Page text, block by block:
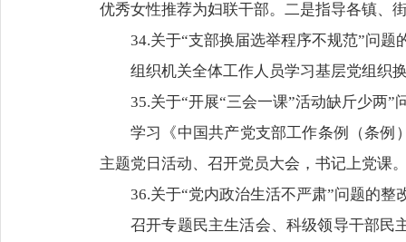
优秀女性推荐为妇联干部。二是指导各镇、
34.关于“支部换届选举程序不规范”问题
组织机关全体工作人员学习基层党组织
35.关于“开展“三会一课”活动缺斤少两”
学习《中国共产党支部工作条例（条例
主题党日活动、召开党员大会，书记上党课
36.关于“党内政治生活不严肃”问题的整
召开专题民主生活会、科级领导干部民